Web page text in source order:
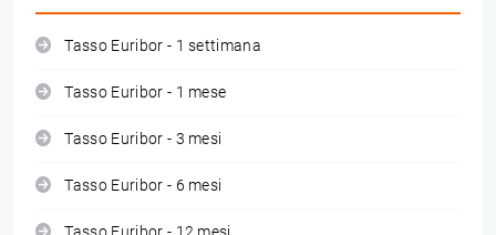
Tasso Euribor - 1 settimana
Tasso Euribor - 1 mese
Tasso Euribor - 3 mesi
Tasso Euribor - 6 mesi